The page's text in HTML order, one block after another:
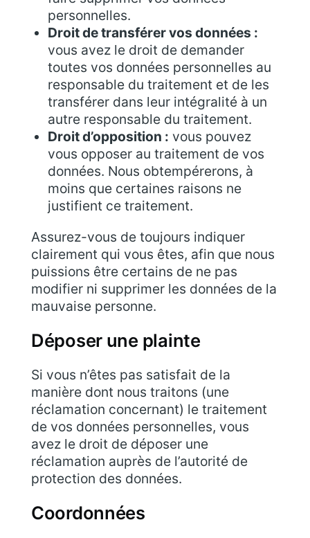
personnelles.
Droit de transférer vos données :
vous avez le droit de demander
toutes vos données personnelles au
responsable du traitement et de les
transférer dans leur intégralité à un
autre responsable du traitement.
Droit d’opposition : vous pouvez
vous opposer au traitement de vos
données. Nous obtempérerons, à
moins que certaines raisons ne
justifient ce traitement.
Assurez-vous de toujours indiquer
clairement qui vous êtes, afin que nous
puissions être certains de ne pas
modifier ni supprimer les données de la
mauvaise personne.
Déposer une plainte
Si vous n’êtes pas satisfait de la
manière dont nous traitons (une
réclamation concernant) le traitement
de vos données personnelles, vous
avez le droit de déposer une
réclamation auprès de l’autorité de
protection des données.
Coordonnées